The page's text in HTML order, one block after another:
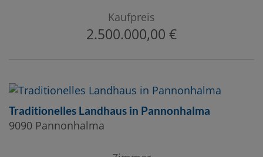
Kaufpreis
2.500.000,00 €
Traditionelles Landhaus in Pannonhalma
9090 Pannonhalma